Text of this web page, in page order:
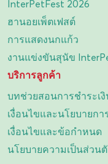
InterPetFest 2026
ฮานอยเพ็ตเฟสต์
การแสดงนกแก้ว
งานแข่งขันสุนัข
บริการลูกค้า
บทช่วยสอนการชำระเ
เงื่อนไขและนโยบายกา
เงื่อนไขและข้อกำหนด
นโยบายความเป็นส่วน